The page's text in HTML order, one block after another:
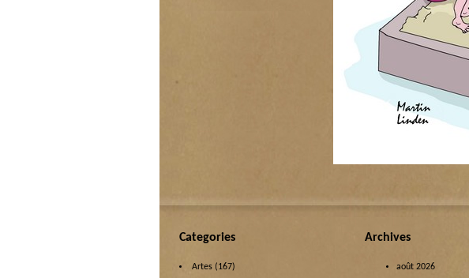
Categories
Artes (167)
Archives
août 2026